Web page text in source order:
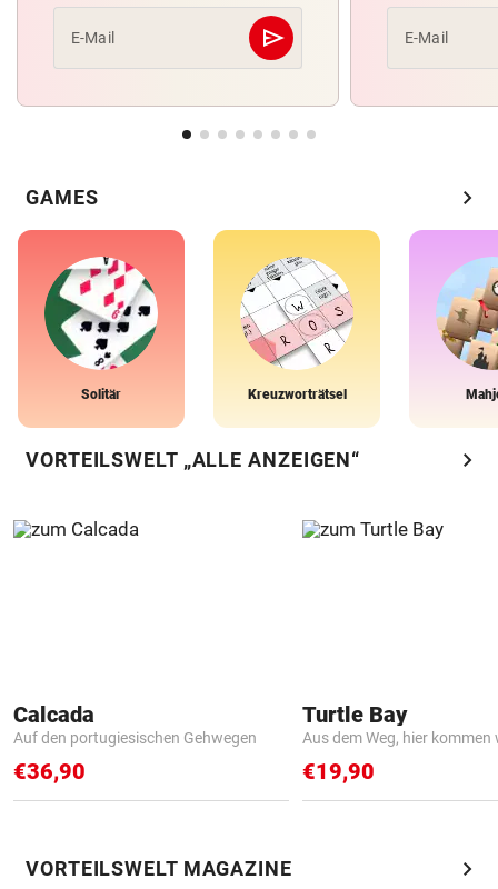
E-Mail send
Abschicken E-Mail
GAMES chevron_right
Solitär Kreuzworträtsel
VORTEILSWELT „ALLE ANZEIGEN“ chevron_right
Calcada
Auf den portugiesischen Gehwegen
€36,90
Turtle Bay
Aus dem Weg, hier kommen
€19,90
VORTEILSWELT MAGAZINE chevron_right